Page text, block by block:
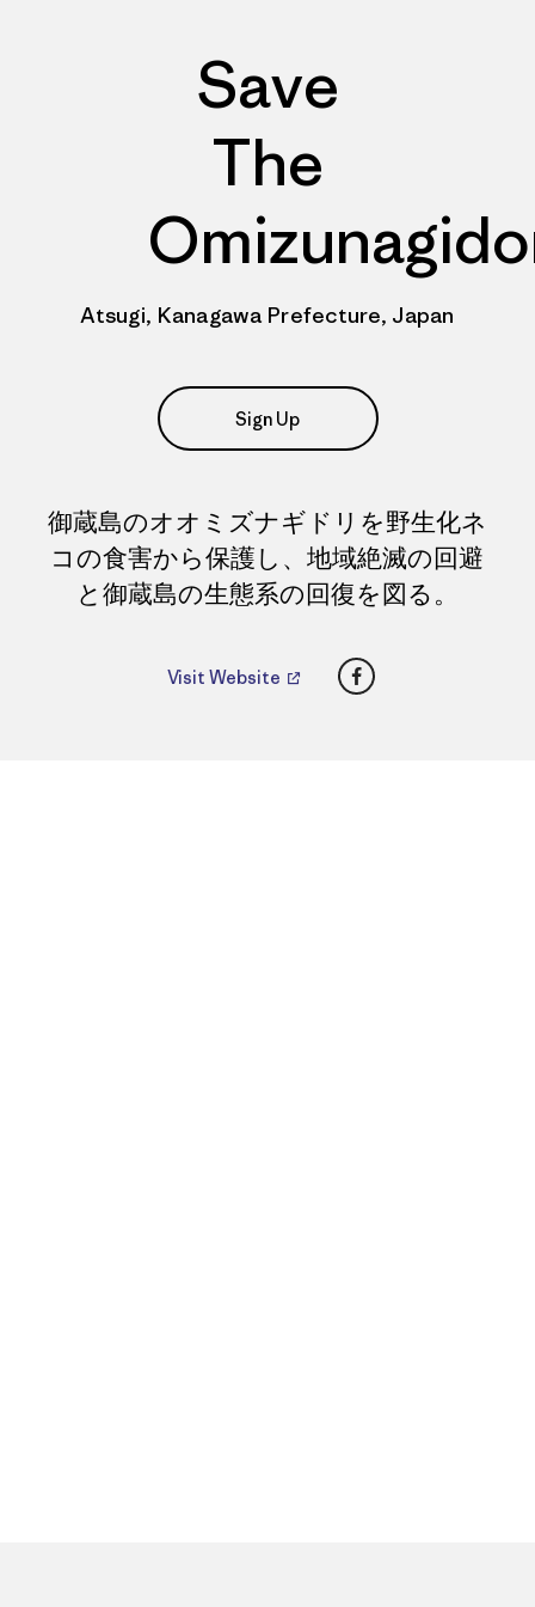
Save
The
Atsugi, Kanagawa Prefecture, Japan
Sign Up
御蔵島のオオミズナギドリを野生化ネ
コの食害から保護し、地域絶滅の回避
と御蔵島の生態系の回復を図る。
Visit Website Facebook